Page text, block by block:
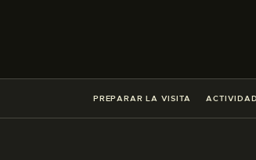
PREPARAR LA VISITA
█